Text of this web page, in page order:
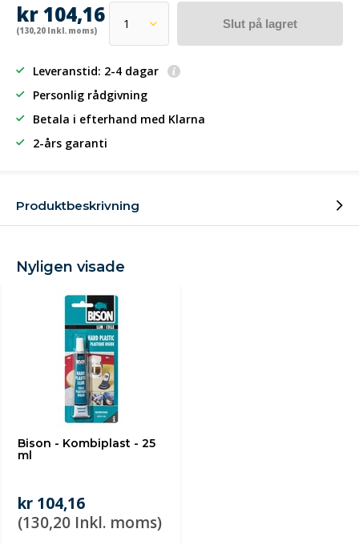
kr 104,16
(130,20 Inkl. moms)
Slut på lagret
Leveranstid: 2-4 dagar
Personlig rådgivning
Betala i efterhand med Klarna
2-års garanti
Produktbeskrivning
Nyligen visade
Bison - Kombiplast - 25
ml
kr 104,16
(130,20 Inkl. moms)